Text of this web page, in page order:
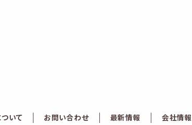
いて お問い合わせ 最新情報 会社情報